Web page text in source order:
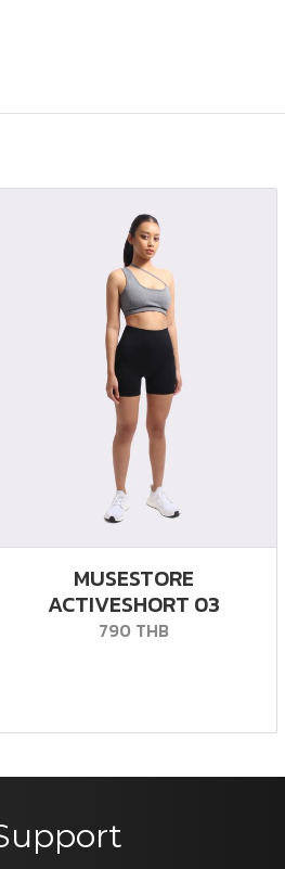
MUSESTORE
ACTIVESHORT 03
790 THB